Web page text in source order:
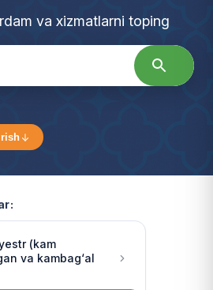
va xizmatlarni toping
(kam
va kambag‘al